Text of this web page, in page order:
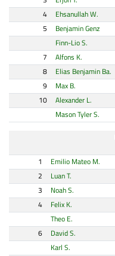
4
Ehsanullah W.
5
Benjamin Genz
Finn-Lio S.
7
Alfons K.
8
Elias Benjamin Ba.
9
Max B.
10
Alexander L.
Mason Tyler S.
1 Emilio Mateo M.
2
Luan T.
3
Noah S.
4
Felix K.
Theo E.
6
David S.
Karl S.